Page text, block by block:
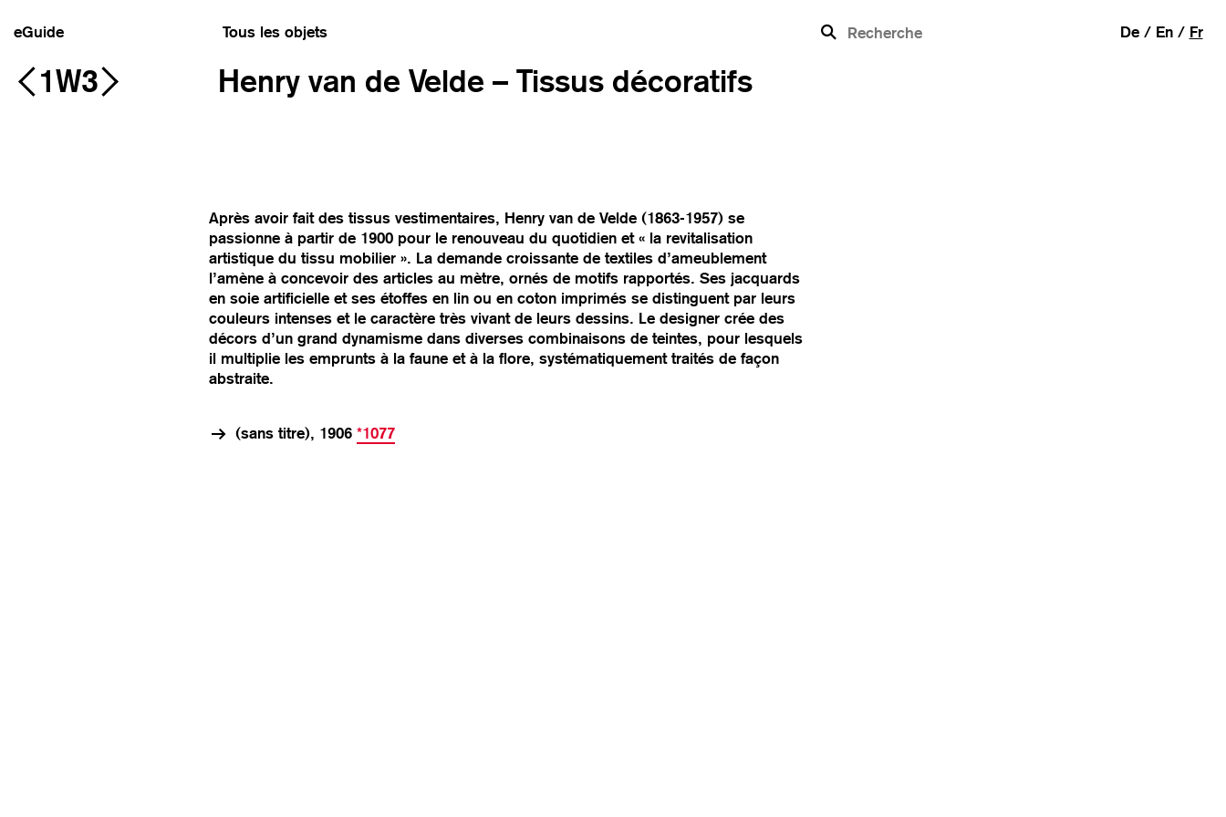
eGuide b
Tous les objets De En Fr
1W3 Henry van de Velde – Tissus décoratifs
Après avoir fait des tissus vestimentaires, Henry van de Velde (1863-1957) se
passionne à partir de 1900 pour le renouveau du quotidien et « la revitalisation
artistique du tissu mobilier ». La demande croissante de textiles d’ameublement
l’amène à concevoir des articles au mètre, ornés de motifs rapportés. Ses jacquards
en soie artificielle et ses étoffes en lin ou en coton imprimés se distinguent par leurs
couleurs intenses et le caractère très vivant de leurs dessins. Le designer crée des
décors d’un grand dynamisme dans diverses combinaisons de teintes, pour lesquels
il multiplie les emprunts à la faune et à la flore, systématiquement traités de façon
abstraite.
(sans titre), 1906 *1077